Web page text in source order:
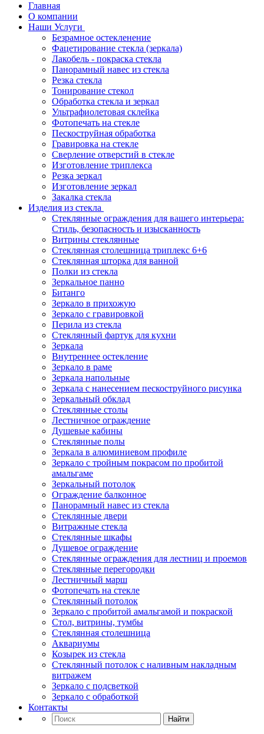
Главная
О компании
Наши Услуги
Безрамное остекленение
Фацетирование стекла (зеркала)
Лакобель - покраска стекла
Панорамный навес из стекла
Резка стекла
Тонирование стекол
Обработка стекла и зеркал
Ультрафиолетовая склейка
Фотопечать на стекле
Пескоструйная обработка
Гравировка на стекле
Cверление отверстий в стекле
Изготовление триплекса
Резка зеркал
Изготовление зеркал
Закалка стекла
Изделия из стекла
Стеклянные ограждения для вашего интерьера:
Стиль, безопасность и изысканность
Витрины стеклянные
Стеклянная столешница триплекс 6+6
Стеклянная шторка для ванной
Полки из стекла
Зеркальное панно
Битанго
Зеркало в прихожую
Зеркало с гравировкой
Перила из стекла
Стеклянный фартук для кухни
Зеркала
Внутреннее остекление
Зеркало в раме
Зеркала напольные
Зеркала с нанесением пескоструйного рисунка
Зеркальный обклад
Стеклянные столы
Лестничное ограждение
Душевые кабины
Стеклянные полы
Зеркала в алюминиевом профиле
Зеркало с тройным покрасом по пробитой
амальгаме
Зеркальный потолок
Ограждение балконное
Панорамный навес из стекла
Стеклянные двери
Витражные стекла
Стеклянные шкафы
Душевое ограждение
Стеклянные ограждения для лестниц и проемов
Стеклянные перегородки
Лестничный марш
Фотопечать на стекле
Стеклянный потолок
Зеркало с пробитой амальгамой и покраской
Стол, витрины, тумбы
Стеклянная столешница
Аквариумы
Козырек из стекла
Стеклянный потолок с наливным накладным
витражем
Зеркало с подсветкой
Зеркало с обработкой
Контакты
Найти